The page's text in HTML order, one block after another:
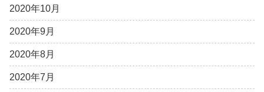
2020年10月
2020年9月
2020年8月
2020年7月